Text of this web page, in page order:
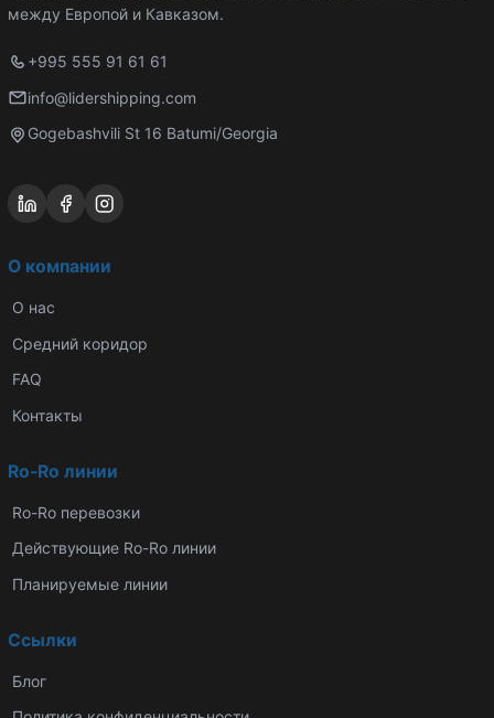
между Европой и Кавказом.
+995 555 91 61 61
info@lidershipping.com
Gogebashvili St 16 Batumi/Georgia
О компании
О нас
Средний коридор
FAQ
Контакты
Ro-Ro линии
Ro-Ro перевозки
Действующие Ro-Ro линии
Планируемые линии
Ссылки
Блог